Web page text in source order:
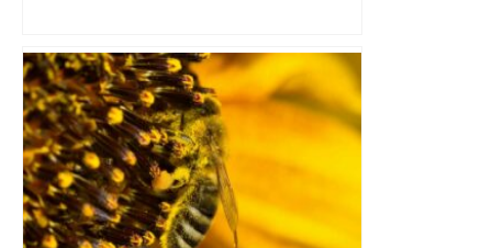
Un Airbus pas comme les autres :
l’étonnante histoire de l' Airbus A220 –
ici.fr